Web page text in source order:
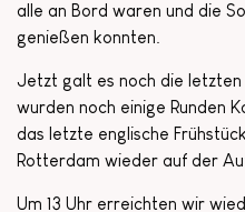
alle an Bord waren und die
genießen konnten.
Jetzt galt es noch die letzten
wurden noch einige Runden
das letzte englische
Rotterdam wieder auf der
Um 13 Uhr erreichten wir